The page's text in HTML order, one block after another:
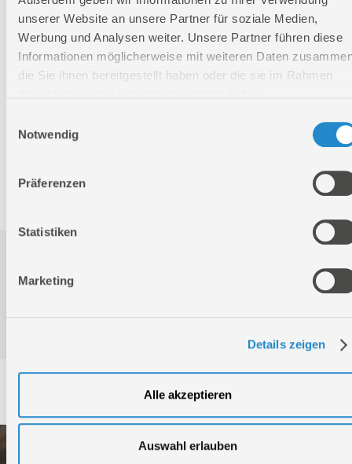
unserer Website an unsere Partner für soziale Medien,
Werbung und Analysen weiter. Unsere Partner führen diese
Informationen möglicherweise mit weiteren Daten
die Sie ihnen bereitgestellt haben oder die sie im Rahmen
Notwendig
Präferenzen
Statistiken
Marketing
Details zeigen
Alle akzeptieren
Auswahl erlauben
Länge
335 mm
Breite
315 mm
Höhe
80 mm
Bruttogewicht:
Artikelnummer:
Service